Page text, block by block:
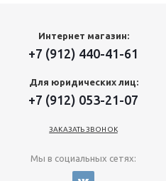
Интернет магазин:
+7 (912) 440-41-61
Для юридических лиц:
+7 (912) 053-21-07
ЗАКАЗАТЬ ЗВОНОК
Мы в социальных сетях: